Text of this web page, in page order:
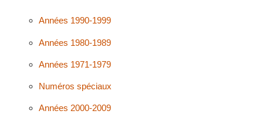
Années 1990-1999
Années 1980-1989
Années 1971-1979
Numéros spéciaux
Années 2000-2009